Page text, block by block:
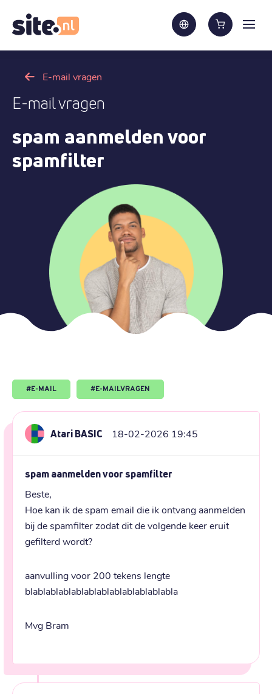
E-mail vragen
E-mail vragen
spam aanmelden voor
spamfilter
#E-MAIL #E-MAILVRAGEN
Atari BASIC 18-02-2026 19:45
spam aanmelden voor spamfilter
Beste,
Hoe kan ik de spam email die ik ontvang aanmelden
bij de spamfilter zodat dit de volgende keer eruit
gefilterd wordt?
aanvulling voor 200 tekens lengte
blablablablablablablablablablablabla
Mvg Bram